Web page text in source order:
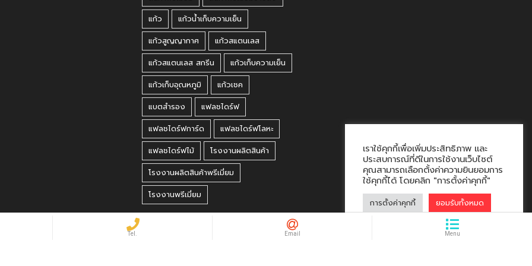
แก้ว
แก้วน้ำเก็บความเย็น
แก้วสูญญากาศ
แก้วสแตนเลส
แก้วสแตนเลส สกรีน
แก้วเก็บความเย็น
แก้วเก็บอุณหภูมิ
แก้วเชค
แบตสำรอง
แฟลชไดร์ฟ
แฟลชไดร์ฟการ์ด
แฟลชไดร์ฟโลหะ
แฟลชไดร์ฟไม้
โรงงานผลิตสินค้า
โรงงานผลิตสินค้าพรีเมี่ยม
โรงงานพรีเมี่ยม
เราใช้คุกกี้เพื่อเพิ่มประสิทธิภาพ และ
ประสบการณ์ที่ดีในการใช้งานเว็บไซต์
คุณสามารถเลือกตั้งค่าความยินยอมการ
ใช้คุกกี้ได้ โดยคลิก "การตั้งค่าคุกกี้"
การตั้งค่าคุกกี้ ยอมรับทั้งหมด